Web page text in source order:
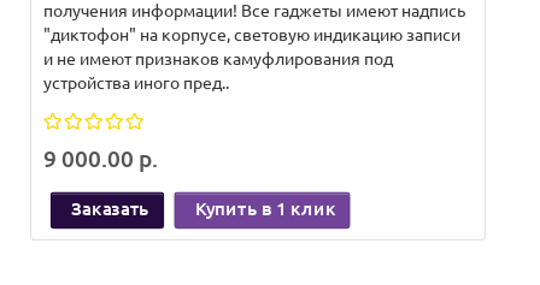
получения информации! Все гаджеты имеют надпись
"диктофон" на корпусе, световую индикацию записи
и не имеют признаков камуфлирования под
устройства иного пред..
9 000.00 р.
Заказать Купить в 1 клик